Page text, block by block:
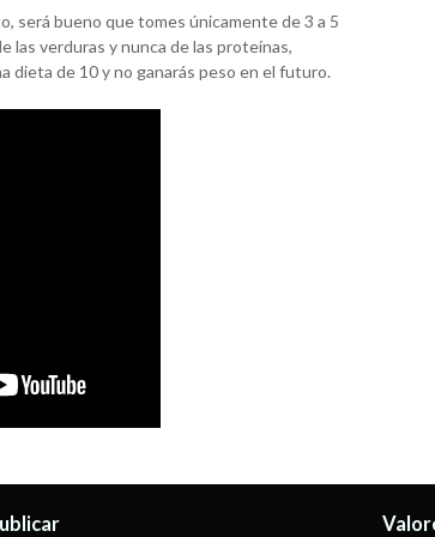
será bueno que tomes únicamente de 3 a 5
las verduras y nunca de las proteínas,
dieta de 10 y no ganarás peso en el futuro.